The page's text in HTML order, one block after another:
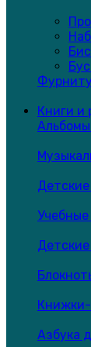
Книги и
Альбомы
Учебные
Детские
Азбука